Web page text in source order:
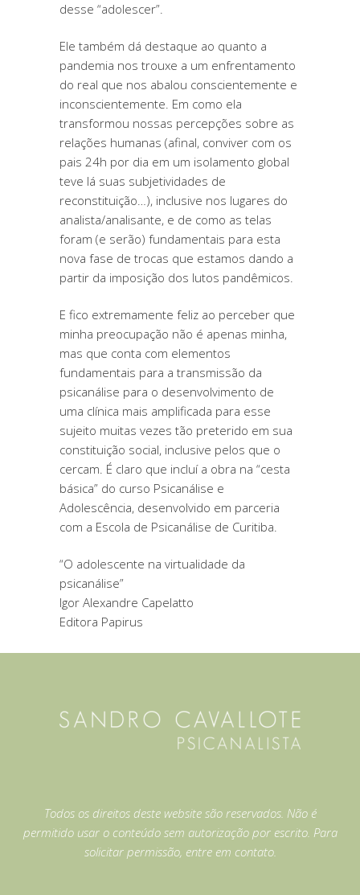
desse “adolescer”.
Ele também dá destaque ao quanto a
pandemia nos trouxe a um enfrentamento
do real que nos abalou conscientemente e
inconscientemente. Em como ela
transformou nossas percepções sobre as
relações humanas (afinal, conviver com os
pais 24h por dia em um isolamento global
teve lá suas subjetividades de
reconstituição…), inclusive nos lugares do
analista/analisante, e de como as telas
foram (e serão) fundamentais para esta
nova fase de trocas que estamos dando a
partir da imposição dos lutos pandêmicos.
E fico extremamente feliz ao perceber que
minha preocupação não é apenas minha,
mas que conta com elementos
fundamentais para a transmissão da
psicanálise para o desenvolvimento de
uma clínica mais amplificada para esse
sujeito muitas vezes tão preterido em sua
constituição social, inclusive pelos que o
cercam. É claro que incluí a obra na “cesta
básica” do curso Psicanálise e
Adolescência, desenvolvido em parceria
com a Escola de Psicanálise de Curitiba.
“O adolescente na virtualidade da
psicanálise”
Igor Alexandre Capelatto
Editora Papirus
Todos os direitos deste website são reservados. Não é
permitido usar o conteúdo sem autorização por escrito. Para
solicitar permissão, entre em contato.